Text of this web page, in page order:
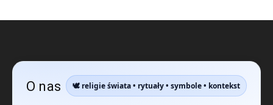
O nas 🕊️ religie świata • rytuały • symbole • kontekst